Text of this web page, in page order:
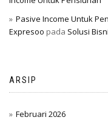
Pasive Income Untuk
Expresoo pada Solusi
ARSIP
Februari 2026